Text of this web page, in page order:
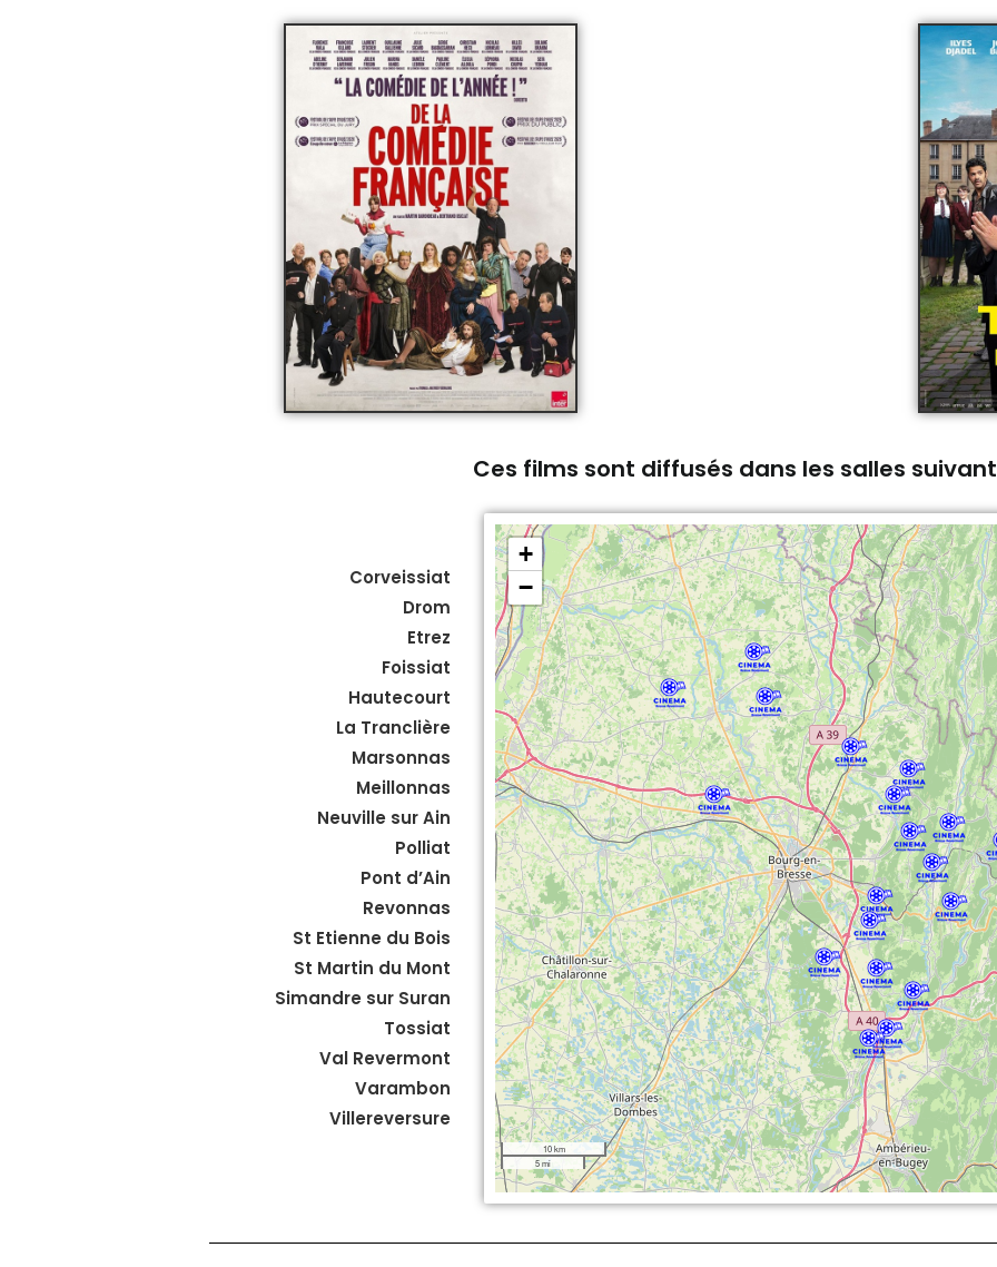
Ces films sont diffusés dans les salles
Corveissiat
Drom
Etrez
Foissiat
Hautecourt
La Tranclière
Marsonnas
Meillonnas
Neuville sur Ain
Polliat
Pont d’Ain
Revonnas
St Etienne du Bois
St Martin du Mont
Simandre sur Suran
Tossiat
Val Revermont
Varambon
Villereversure
+
−
10 km
5 mi